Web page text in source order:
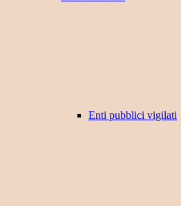
Enti pubblici vigilati